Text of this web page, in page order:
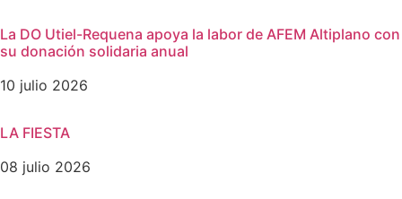
La DO Utiel-Requena apoya la labor de AFEM Altiplano con
su donación solidaria anual
10 julio 2026
LA FIESTA
08 julio 2026